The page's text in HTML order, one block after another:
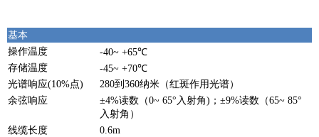
基本
操作温度
-40~ +65℃
存储温度
-45~ +70℃
光谱响应(10%点)
280到360纳米（红斑作用光谱）
余弦响应
±4%读数（0~ 65°入射角)；±9%读数（65~ 85°
入射角）
线缆长度
0.6m